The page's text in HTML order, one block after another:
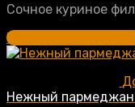
Сочное куриное
Выберите
Нежный